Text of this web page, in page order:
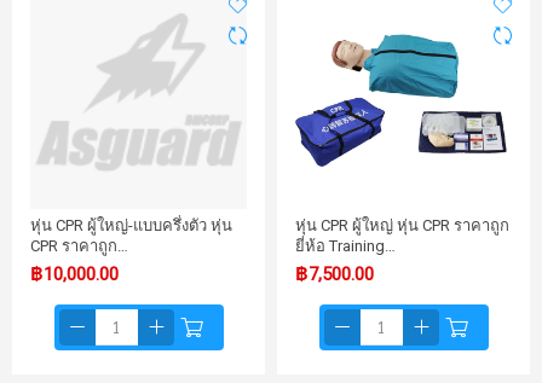
หุ่น CPR ผู้ใหญ่-แบบครึ่งตัว หุ่น
CPR ราคาถูก…
฿10,000.00
หุ่น CPR ผู้ใหญ่ หุ่น CPR ราคาถูก
ยี่ห้อ Training…
฿7,500.00